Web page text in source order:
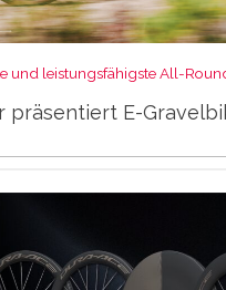
und leistungsfähigste All-
präsentiert E-